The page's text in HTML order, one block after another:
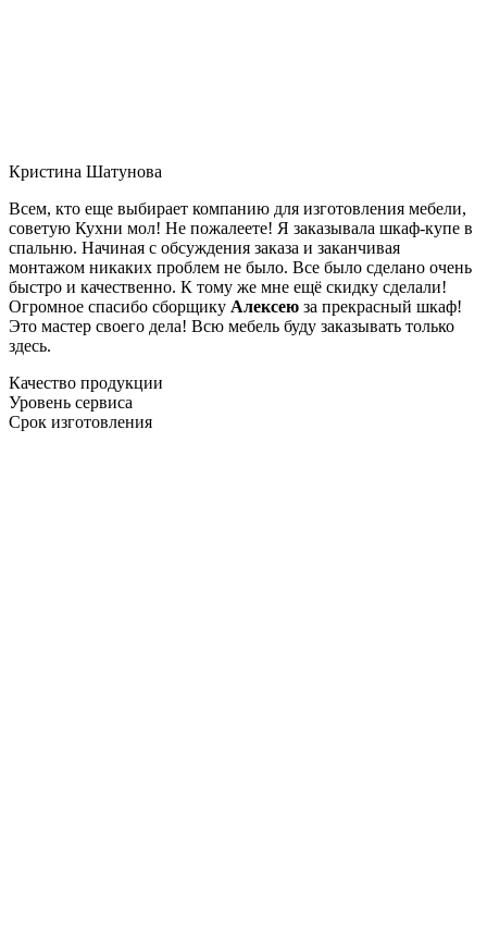
Кристина Шатунова
Всем, кто еще выбирает компанию для изготовления мебели,
советую Кухни мол! Не пожалеете! Я заказывала шкаф-купе в
спальню. Начиная с обсуждения заказа и заканчивая
монтажом никаких проблем не было. Все было сделано очень
быстро и качественно. К тому же мне ещё скидку сделали!
Огромное спасибо сборщику Алексею за прекрасный шкаф!
Это мастер своего дела! Всю мебель буду заказывать только
здесь.
Качество продукции
Уровень сервиса
Срок изготовления